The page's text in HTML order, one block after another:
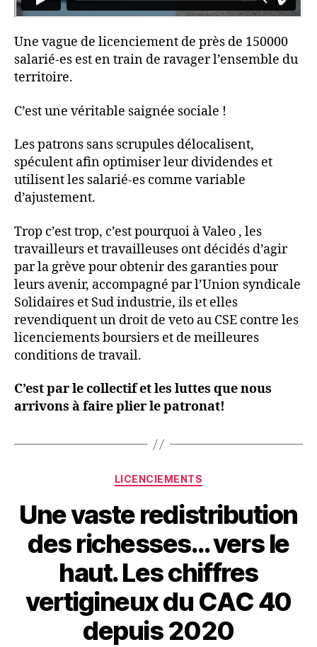
Une vague de licenciement de près de 150000
salarié-es est en train de ravager l’ensemble du
territoire.
C’est une véritable saignée sociale !
Les patrons sans scrupules délocalisent,
spéculent afin optimiser leur dividendes et
utilisent les salarié-es comme variable
d’ajustement.
Trop c’est trop, c’est pourquoi à Valeo , les
travailleurs et travailleuses ont décidés d’agir
par la grève pour obtenir des garanties pour
leurs avenir, accompagné par l’Union syndicale
Solidaires et Sud industrie, ils et elles
revendiquent un droit de veto au CSE contre les
licenciements boursiers et de meilleures
conditions de travail.
C’est par le collectif et les luttes que nous
arrivons à faire plier le patronat!
Catégories
LICENCIEMENTS
Une vaste redistribution
des richesses… vers le
haut. Les chiffres
vertigineux du CAC 40
depuis 2020